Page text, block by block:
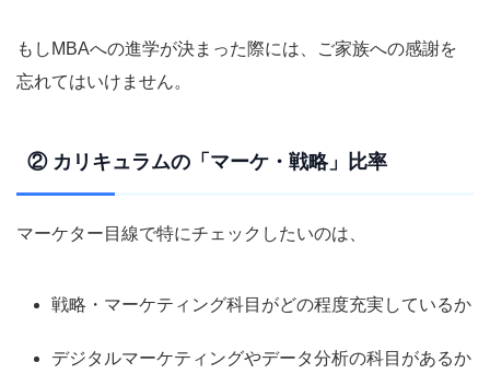
もしMBAへの進学が決まった際には、ご家族への感謝を
忘れてはいけません。
② カリキュラムの「マーケ・戦略」比率
マーケター目線で特にチェックしたいのは、
戦略・マーケティング科目がどの程度充実しているか
デジタルマーケティングやデータ分析の科目があるか